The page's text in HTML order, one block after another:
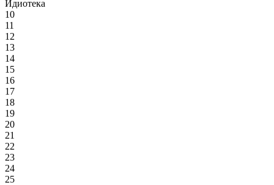
Идиотека
10
11
12
13
14
15
16
17
18
19
20
21
22
23
24
25